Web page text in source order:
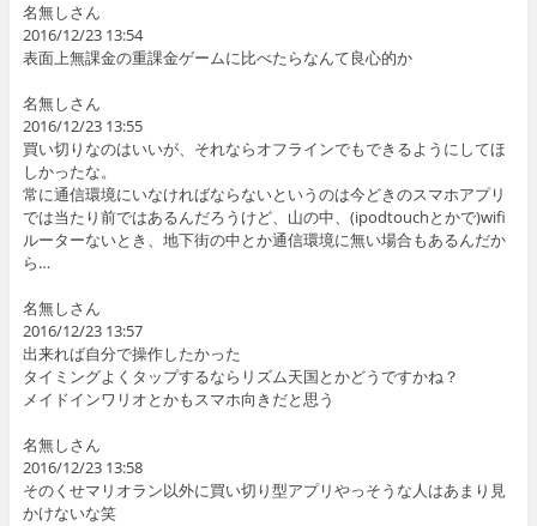
名無しさん
2016/12/23 13:54
表面上無課金の重課金ゲームに比べたらなんて良心的か
名無しさん
2016/12/23 13:55
買い切りなのはいいが、それならオフラインでもできるようにしてほ
しかったな。
常に通信環境にいなければならないというのは今どきのスマホアプリ
では当たり前ではあるんだろうけど、山の中、(ipodtouchとかで)wifi
ルーターないとき、地下街の中とか通信環境に無い場合もあるんだか
ら…
名無しさん
2016/12/23 13:57
出来れば自分で操作したかった
タイミングよくタップするならリズム天国とかどうですかね？
メイドインワリオとかもスマホ向きだと思う
名無しさん
2016/12/23 13:58
そのくせマリオラン以外に買い切り型アプリやっそうな人はあまり見
かけないな笑